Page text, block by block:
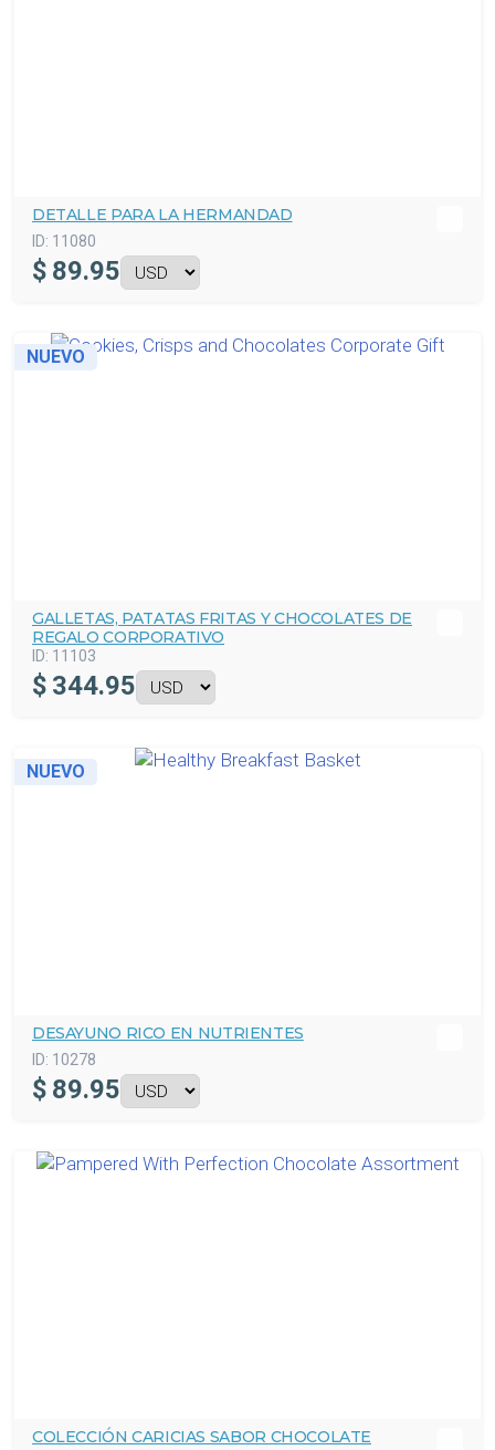
DETALLE PARA LA HERMANDAD
ID: 11080
$ 89.95
NUEVO
GALLETAS, PATATAS FRITAS Y CHOCOLATES DE
REGALO CORPORATIVO
ID: 11103
$ 344.95
NUEVO
DESAYUNO RICO EN NUTRIENTES
ID: 10278
$ 89.95
COLECCIÓN CARICIAS SABOR CHOCOLATE